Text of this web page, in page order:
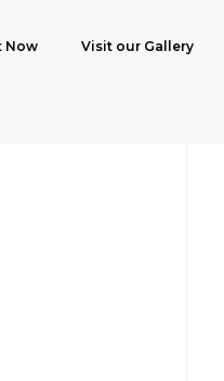
Now Visit our Gallery